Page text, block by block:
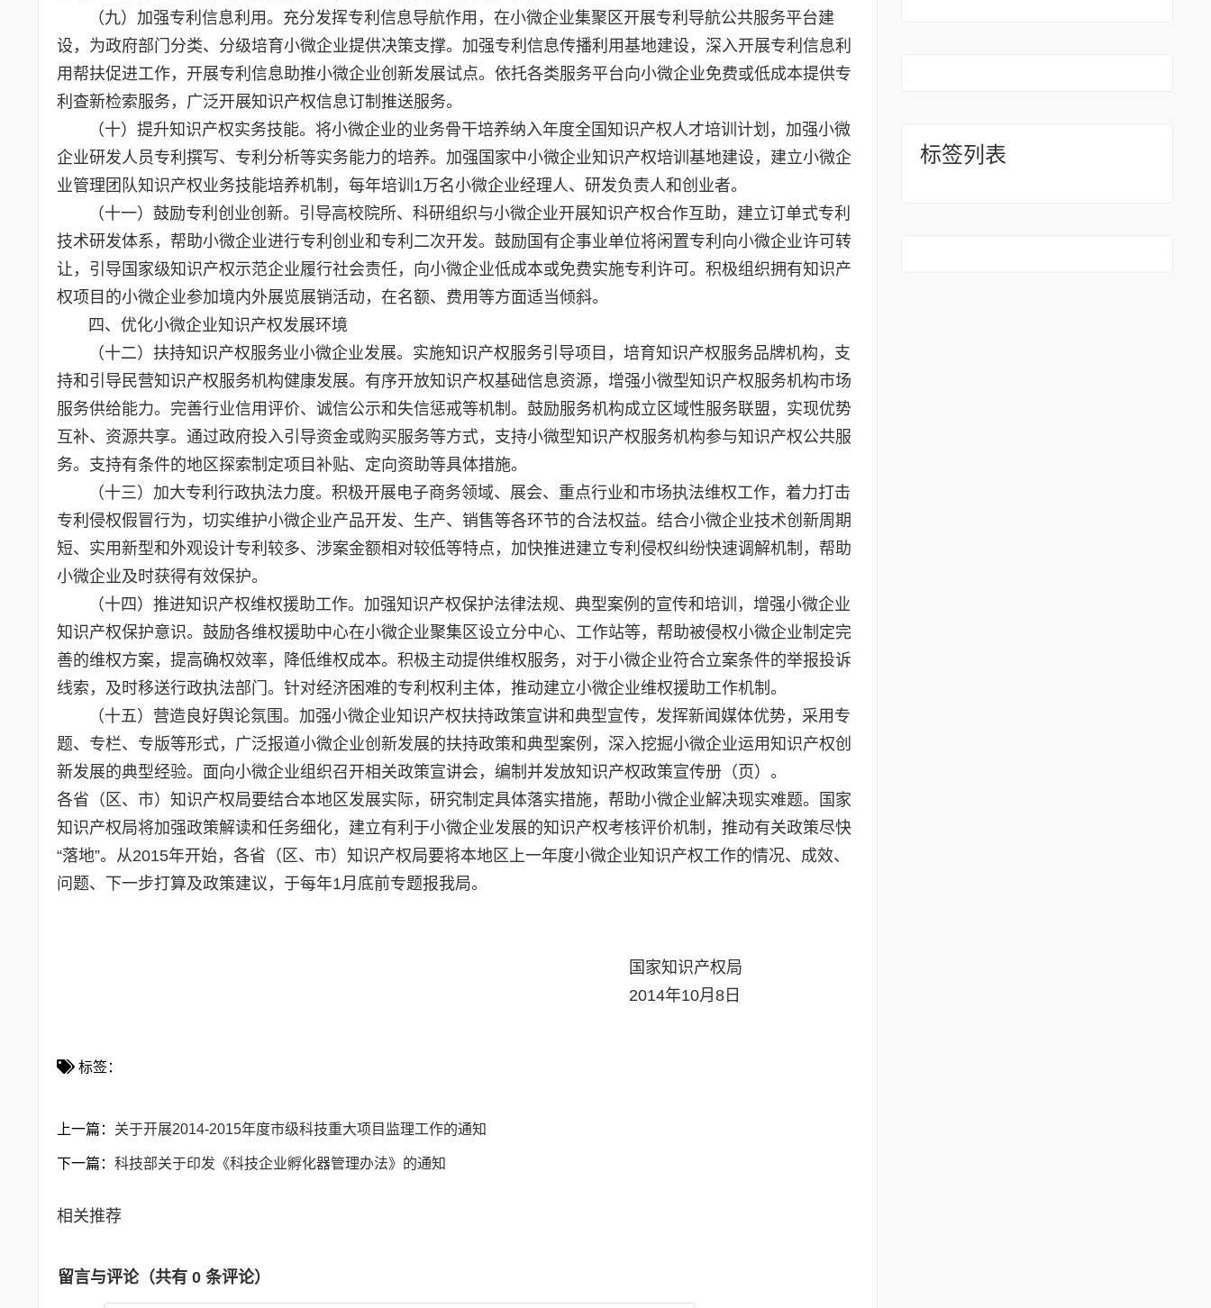
（九）加强专利信息利用。充分发挥专利信息导航作用，在小微企业集聚区开展专利导航公共服务平台建
设，为政府部门分类、分级培育小微企业提供决策支撑。加强专利信息传播利用基地建设，深入开展专利信息利
用帮扶促进工作，开展专利信息助推小微企业创新发展试点。依托各类服务平台向小微企业免费或低成本提供专
利查新检索服务，广泛开展知识产权信息订制推送服务。
（十）提升知识产权实务技能。将小微企业的业务骨干培养纳入年度全国知识产权人才培训计划，加强小微
企业研发人员专利撰写、专利分析等实务能力的培养。加强国家中小微企业知识产权培训基地建设，建立小微企
业管理团队知识产权业务技能培养机制，每年培训1万名小微企业经理人、研发负责人和创业者。
（十一）鼓励专利创业创新。引导高校院所、科研组织与小微企业开展知识产权合作互助，建立订单式专利
技术研发体系，帮助小微企业进行专利创业和专利二次开发。鼓励国有企事业单位将闲置专利向小微企业许可转
让，引导国家级知识产权示范企业履行社会责任，向小微企业低成本或免费实施专利许可。积极组织拥有知识产
权项目的小微企业参加境内外展览展销活动，在名额、费用等方面适当倾斜。
四、优化小微企业知识产权发展环境
（十二）扶持知识产权服务业小微企业发展。实施知识产权服务引导项目，培育知识产权服务品牌机构，支
持和引导民营知识产权服务机构健康发展。有序开放知识产权基础信息资源，增强小微型知识产权服务机构市场
服务供给能力。完善行业信用评价、诚信公示和失信惩戒等机制。鼓励服务机构成立区域性服务联盟，实现优势
互补、资源共享。通过政府投入引导资金或购买服务等方式，支持小微型知识产权服务机构参与知识产权公共服
务。支持有条件的地区探索制定项目补贴、定向资助等具体措施。
（十三）加大专利行政执法力度。积极开展电子商务领域、展会、重点行业和市场执法维权工作，着力打击
专利侵权假冒行为，切实维护小微企业产品开发、生产、销售等各环节的合法权益。结合小微企业技术创新周期
短、实用新型和外观设计专利较多、涉案金额相对较低等特点，加快推进建立专利侵权纠纷快速调解机制，帮助
小微企业及时获得有效保护。
（十四）推进知识产权维权援助工作。加强知识产权保护法律法规、典型案例的宣传和培训，增强小微企业
知识产权保护意识。鼓励各维权援助中心在小微企业聚集区设立分中心、工作站等，帮助被侵权小微企业制定完
善的维权方案，提高确权效率，降低维权成本。积极主动提供维权服务，对于小微企业符合立案条件的举报投诉
线索，及时移送行政执法部门。针对经济困难的专利权利主体，推动建立小微企业维权援助工作机制。
（十五）营造良好舆论氛围。加强小微企业知识产权扶持政策宣讲和典型宣传，发挥新闻媒体优势，采用专
题、专栏、专版等形式，广泛报道小微企业创新发展的扶持政策和典型案例，深入挖掘小微企业运用知识产权创
新发展的典型经验。面向小微企业组织召开相关政策宣讲会，编制并发放知识产权政策宣传册（页）。
各省（区、市）知识产权局要结合本地区发展实际，研究制定具体落实措施，帮助小微企业解决现实难题。国家
知识产权局将加强政策解读和任务细化，建立有利于小微企业发展的知识产权考核评价机制，推动有关政策尽快
“落地”。从2015年开始，各省（区、市）知识产权局要将本地区上一年度小微企业知识产权工作的情况、成效、
问题、下一步打算及政策建议，于每年1月底前专题报我局。
国家知识产权局
2014年10月8日
标签：
上一篇： 关于开展2014-2015年度市级科技重大项目监理工作的通知
下一篇： 科技部关于印发《科技企业孵化器管理办法》的通知
相关推荐
留言与评论（共有 0 条评论）
标签列表